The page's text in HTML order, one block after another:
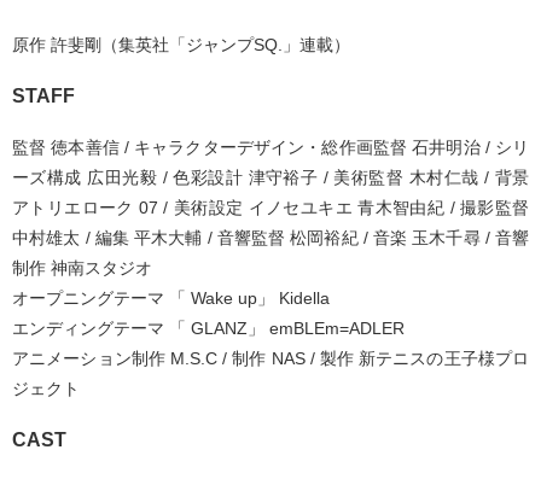
原作 許斐剛（集英社「ジャンプSQ.」連載）
STAFF
監督 徳本善信 / キャラクターデザイン・総作画監督 石井明治 / シリ
ーズ構成 広田光毅 / 色彩設計 津守裕子 / 美術監督 木村仁哉 / 背景
アトリエローク 07 / 美術設定 イノセユキエ ⻘木智由紀 / 撮影監督
中村雄太 / 編集 平木大輔 / 音響監督 松岡裕紀 / 音楽 玉木千尋 / 音響
制作 神南スタジオ
オープニングテーマ 「 Wake up」 Kidella
エンディングテーマ 「 GLANZ」 emBLEm=ADLER
アニメーション制作 M.S.C / 制作 NAS / 製作 新テニスの王子様プロ
ジェクト
CAST